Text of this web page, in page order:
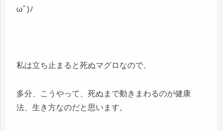
ωﾟ)ﾉ
私は立ち止まると死ぬマグロなので、
多分、こうやって、死ぬまで動きまわるのが健康
法、生き方なのだと思います。